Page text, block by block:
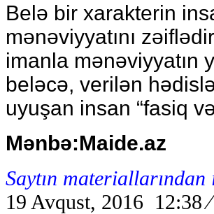
Belə bir xarakterin
mənəviyyatını
imanla mənəviyyatın
beləcə, verilən
uyuşan insan “fasiq
Mənbə:Maide.az
Saytın
19 Avqust, 2016 12:38⁄